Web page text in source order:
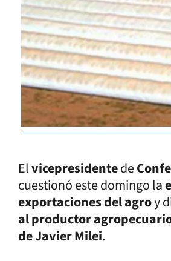
Elvicepresidentede
cuestionó este domingo la
exportaciones del agroy
al productor
de Javier Milei.